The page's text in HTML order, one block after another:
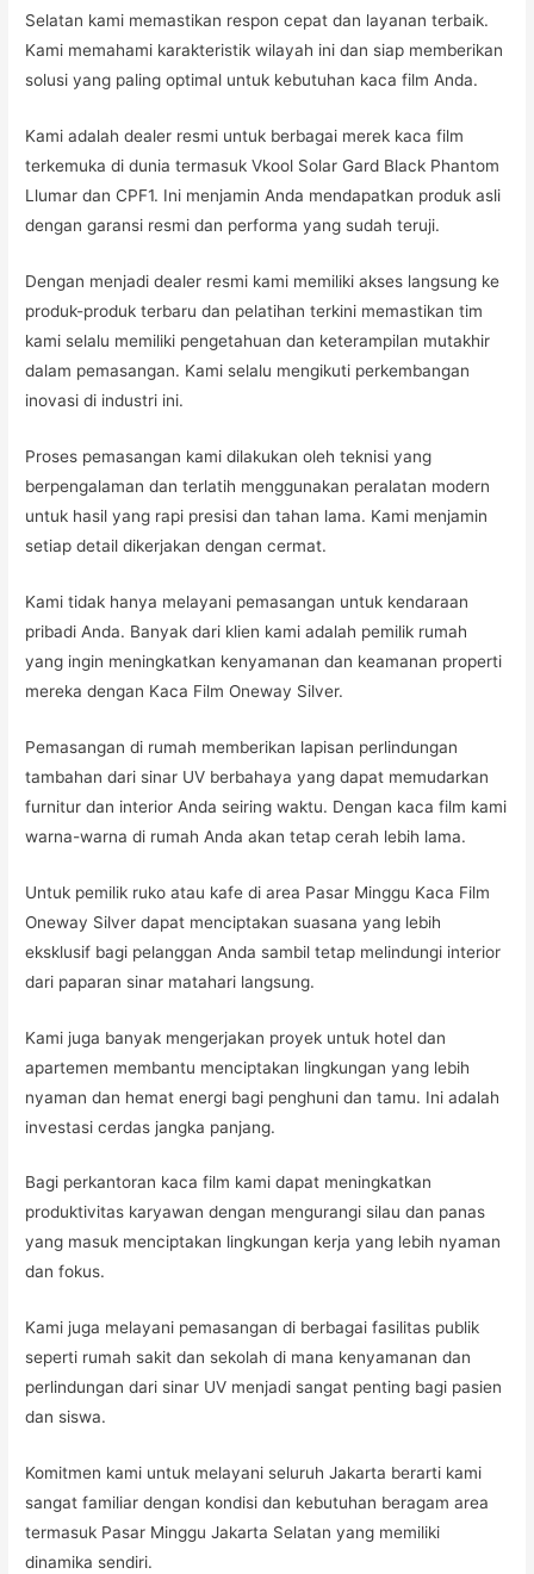
Selatan kami memastikan respon cepat dan layanan terbaik.
Kami memahami karakteristik wilayah ini dan siap memberikan
solusi yang paling optimal untuk kebutuhan kaca film Anda.
Kami adalah dealer resmi untuk berbagai merek kaca film
terkemuka di dunia termasuk Vkool Solar Gard Black Phantom
Llumar dan CPF1. Ini menjamin Anda mendapatkan produk asli
dengan garansi resmi dan performa yang sudah teruji.
Dengan menjadi dealer resmi kami memiliki akses langsung ke
produk-produk terbaru dan pelatihan terkini memastikan tim
kami selalu memiliki pengetahuan dan keterampilan mutakhir
dalam pemasangan. Kami selalu mengikuti perkembangan
inovasi di industri ini.
Proses pemasangan kami dilakukan oleh teknisi yang
berpengalaman dan terlatih menggunakan peralatan modern
untuk hasil yang rapi presisi dan tahan lama. Kami menjamin
setiap detail dikerjakan dengan cermat.
Kami tidak hanya melayani pemasangan untuk kendaraan
pribadi Anda. Banyak dari klien kami adalah pemilik rumah
yang ingin meningkatkan kenyamanan dan keamanan properti
mereka dengan Kaca Film Oneway Silver.
Pemasangan di rumah memberikan lapisan perlindungan
tambahan dari sinar UV berbahaya yang dapat memudarkan
furnitur dan interior Anda seiring waktu. Dengan kaca film kami
warna-warna di rumah Anda akan tetap cerah lebih lama.
Untuk pemilik ruko atau kafe di area Pasar Minggu Kaca Film
Oneway Silver dapat menciptakan suasana yang lebih
eksklusif bagi pelanggan Anda sambil tetap melindungi interior
dari paparan sinar matahari langsung.
Kami juga banyak mengerjakan proyek untuk hotel dan
apartemen membantu menciptakan lingkungan yang lebih
nyaman dan hemat energi bagi penghuni dan tamu. Ini adalah
investasi cerdas jangka panjang.
Bagi perkantoran kaca film kami dapat meningkatkan
produktivitas karyawan dengan mengurangi silau dan panas
yang masuk menciptakan lingkungan kerja yang lebih nyaman
dan fokus.
Kami juga melayani pemasangan di berbagai fasilitas publik
seperti rumah sakit dan sekolah di mana kenyamanan dan
perlindungan dari sinar UV menjadi sangat penting bagi pasien
dan siswa.
Komitmen kami untuk melayani seluruh Jakarta berarti kami
sangat familiar dengan kondisi dan kebutuhan beragam area
termasuk Pasar Minggu Jakarta Selatan yang memiliki
dinamika sendiri.